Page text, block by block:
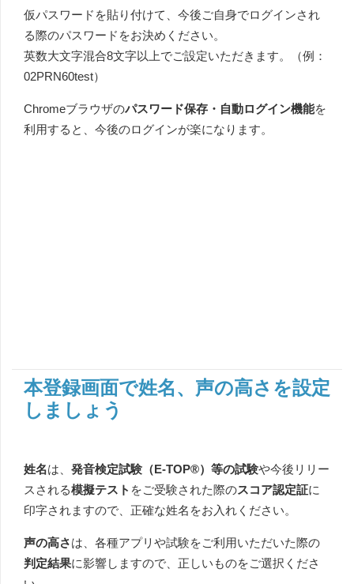
仮パスワードを貼り付けて、今後ご自身でログインされ
る際のパスワードをお決めください。
英数大文字混合8文字以上でご設定いただきます。（例：
02PRN60test）
Chromeブラウザのパスワード保存・自動ログイン機能を
利用すると、今後のログインが楽になります。
本登録画面で姓名、声の高さを設定
しましょう
姓名は、 発音検定試験（E-TOP®）等の試験や今後リリー
スされる模擬テスト をご受験された際のスコア認定証に
印字されますので、正確な姓名をお入れください。
声の高さは、各種アプリや試験をご利用いただいた際の
判定結果に影響しますので、正しいものをご選択くださ